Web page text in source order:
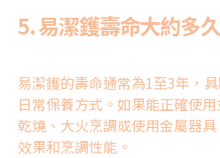
5.易潔鑊壽命大約多
易潔鑊的壽命通常為1至3年，
日常保養方式。如果能正確使
乾燒、大火烹調或使用金屬器
效果和烹調性能。